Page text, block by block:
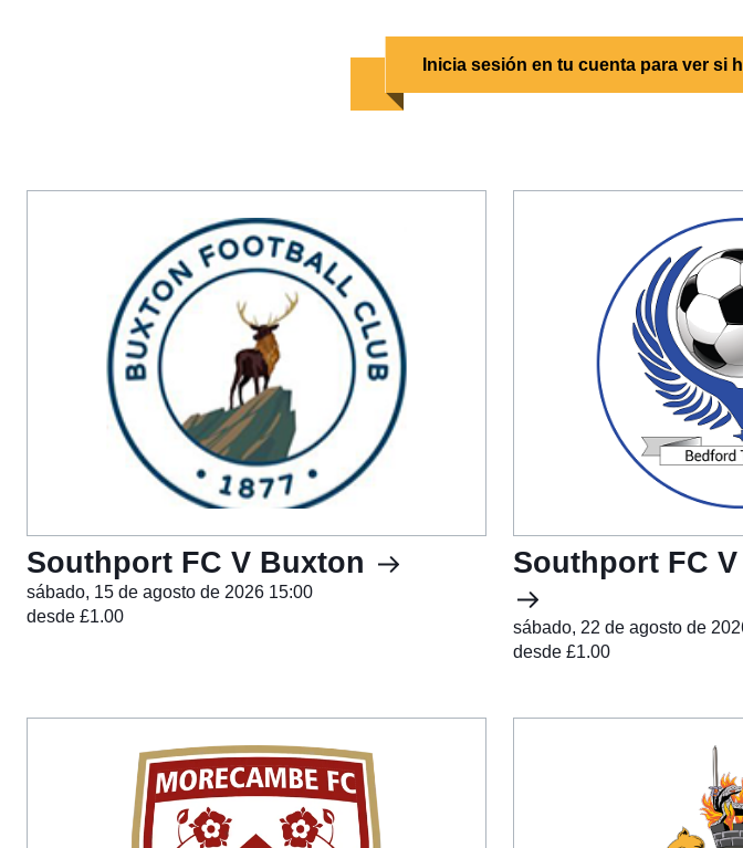
Inicia sesión en tu cuenta para ver
Southport FC V Buxton
sábado, 15 de agosto de 2026 15:00
desde £1.00
Southport FC
sábado, 22 de agosto de
desde £1.00